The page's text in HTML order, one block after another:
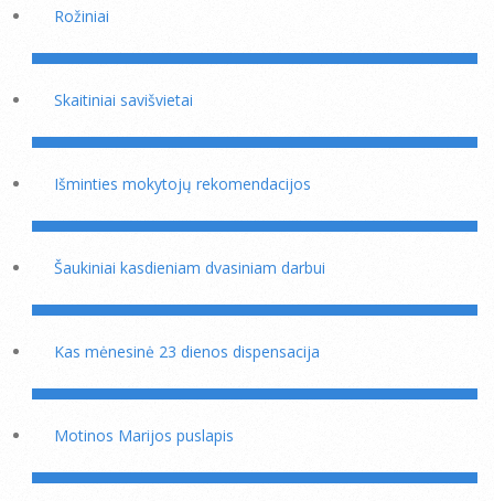
Rožiniai
Skaitiniai savišvietai
Išminties mokytojų rekomendacijos
Šaukiniai kasdieniam dvasiniam darbui
Kas mėnesinė 23 dienos dispensacija
Motinos Marijos puslapis